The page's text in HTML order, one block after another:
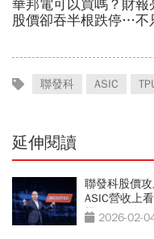
聯發科 ASIC
延伸閱讀
聯發科股價
ASIC營收上
模」2026-02-